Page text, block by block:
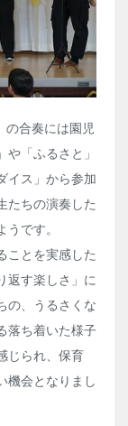
合奏には園児
「ふるさと」
イス」から参加
たちの演奏した
です。
ことを実感した
返す楽しさ」に
の、うるさくな
落ち着いた様子
じられ、保育
機会となりまし